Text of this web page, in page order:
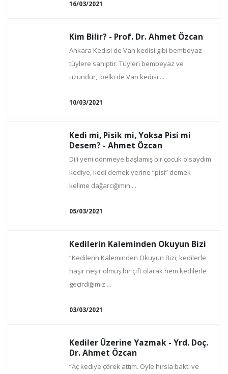
16/03/2021
Kim Bilir? - Prof. Dr. Ahmet Özcan
Ankara Kedisi de Van kedisi gibi bembeyaz
tüylere sahiptir. Tüyleri bembeyaz ve
uzundur, belki de Van kedisi ...
10/03/2021
Kedi mi, Pisik mi, Yoksa Pisi mi
Desem? - Ahmet Özcan
Dili yeni dönmeye başlamış bir çocuk olsaydım
kediye, kedi demek yerine “pisi” demek
kelime dağarcığımın ...
05/03/2021
Kedilerin Kaleminden Okuyun Bizi
“Kedilerin Kaleminden Okuyun Bizi; kedilerle
haşır neşir olmuş bir çift olarak hem kedilerle
geçirdiğimiz ...
03/03/2021
Kediler Üzerine Yazmak - Yrd. Doç.
Dr. Ahmet Özcan
“Aç kediye çörek attım. Öyle hırsla baktı ve